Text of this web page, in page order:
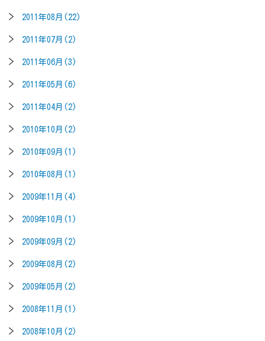
2011年08月(22)
2011年07月(2)
2011年06月(3)
2011年05月(6)
2011年04月(2)
2010年10月(2)
2010年09月(1)
2010年08月(1)
2009年11月(4)
2009年10月(1)
2009年09月(2)
2009年08月(2)
2009年05月(2)
2008年11月(1)
2008年10月(2)